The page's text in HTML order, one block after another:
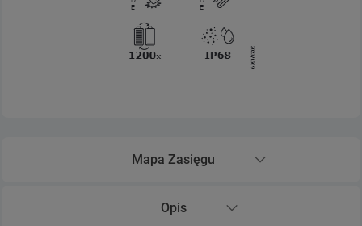
Mapa Zasięgu
Rozwiń sekcję Mapa Zasięgu
Opis
Rozwiń sekcję Opis